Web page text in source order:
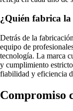
¿Quién fabrica
Detrás de la
equipo de
tecnología. La marca
y cumplimiento
fiabilidad y eficiencia
Compromiso